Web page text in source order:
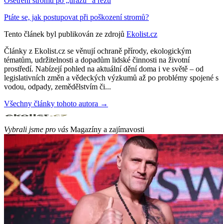
Ptáte se, jak postupovat při poškození stromů?
Tento článek byl publikován ze zdrojů Ekolist.cz
Články z Ekolist.cz se věnují ochraně přírody, ekologickým
tématům, udržitelnosti a dopadům lidské činnosti na životní
prostředí. Nabízejí pohled na aktuální dění doma i ve světě – od
legislativních změn a vědeckých výzkumů až po problémy spojené s
vodou, odpady, zemědělstvím či...
Všechny články tohoto autora →
Vybrali jsme pro vás Magazíny a zajímavosti